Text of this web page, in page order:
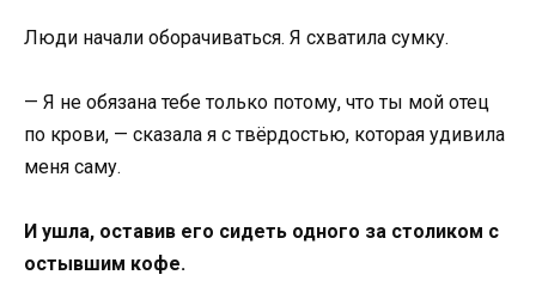
Люди начали оборачиваться. Я схватила сумку.
— Я не обязана тебе только потому, что ты мой отец
по крови, — сказала я с твёрдостью, которая удивила
меня саму.
И ушла, оставив его сидеть одного за столиком с
остывшим кофе.